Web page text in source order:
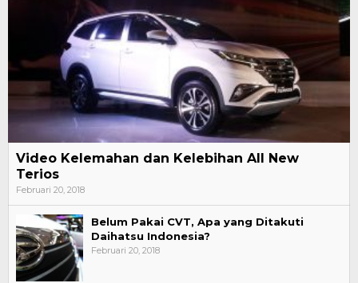
Video Kelemahan dan Kelebihan All New
Terios
Februari 20, 2018
Belum Pakai CVT, Apa yang Ditakuti
Daihatsu Indonesia?
Februari 20, 2018